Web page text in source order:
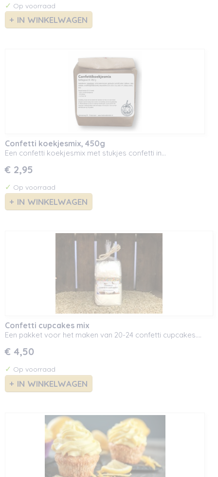
✓ Op voorraad
IN WINKELWAGEN
Confetti koekjesmix, 450g
Een confetti koekjesmix met stukjes confetti in…
€ 2,95
✓ Op voorraad
IN WINKELWAGEN
Confetti cupcakes mix
Een pakket voor het maken van 20-24 confetti cupcakes.…
€ 4,50
✓ Op voorraad
IN WINKELWAGEN